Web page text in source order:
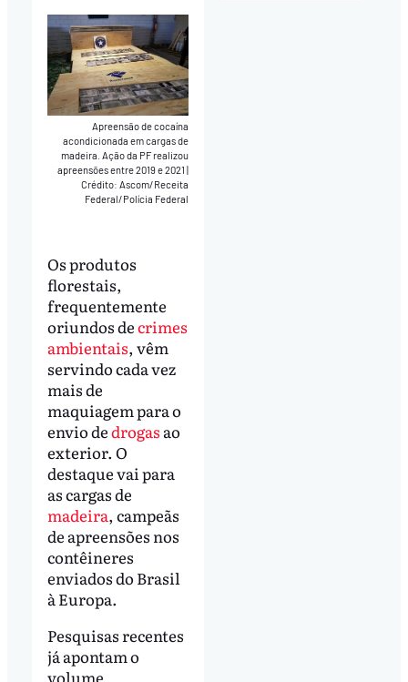
Apreensão de cocaína
acondicionada em cargas de
madeira. Ação da PF realizou
apreensões entre 2019 e 2021
Crédito: Ascom/Receita
Federal/Polícia Federal
Os produtos
florestais,
frequentemente
oriundos decrimes
ambientais, vêm
servindo cada vez
mais de
maquiagem para o
envio dedrogas ao
exterior. O
destaque vai para
as cargas de
madeira, campeãs
de apreensões nos
contêineres
enviados do Brasil
à Europa.
Pesquisas recentes
já apontam o
volume